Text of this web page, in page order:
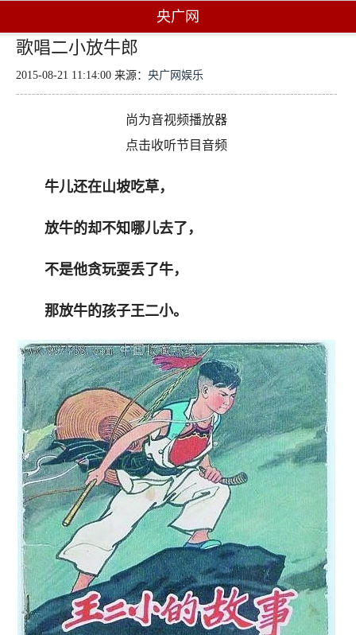
央广网
歌唱二小放牛郎
2015-08-21 11:14:00 来源： 央广网娱乐
尚为音视频播放器
点击收听节目音频
牛儿还在山坡吃草，
放牛的却不知哪儿去了，
不是他贪玩耍丢了牛，
那放牛的孩子王二小。